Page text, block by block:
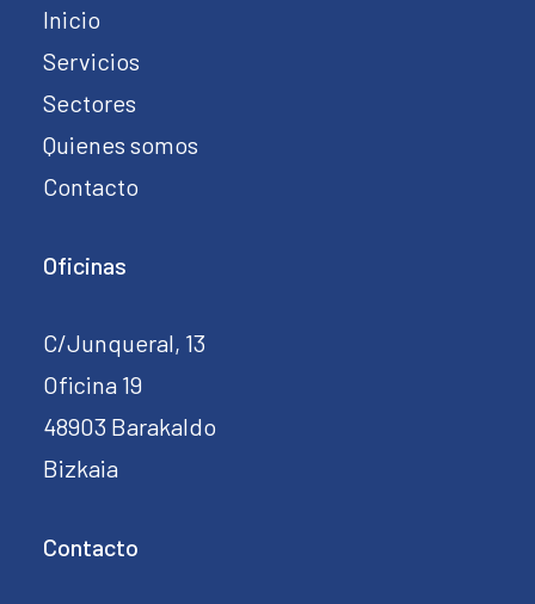
Inicio
Servicios
Sectores
Quienes somos
Contacto
Oficinas
C/Junqueral, 13
Oficina 19
48903 Barakaldo
Bizkaia
Contacto